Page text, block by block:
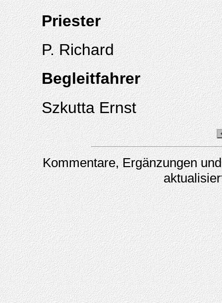
Priester
P. Richard
Begleitfahrer
Szkutta Ernst
Kommentare, Ergänzungen